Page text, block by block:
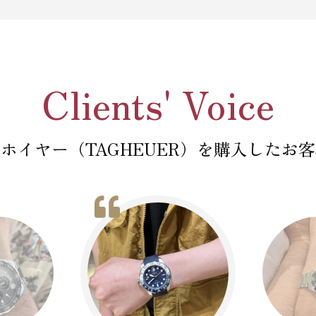
Clients' Voice
イヤー（TAGHEUER）を購入したお